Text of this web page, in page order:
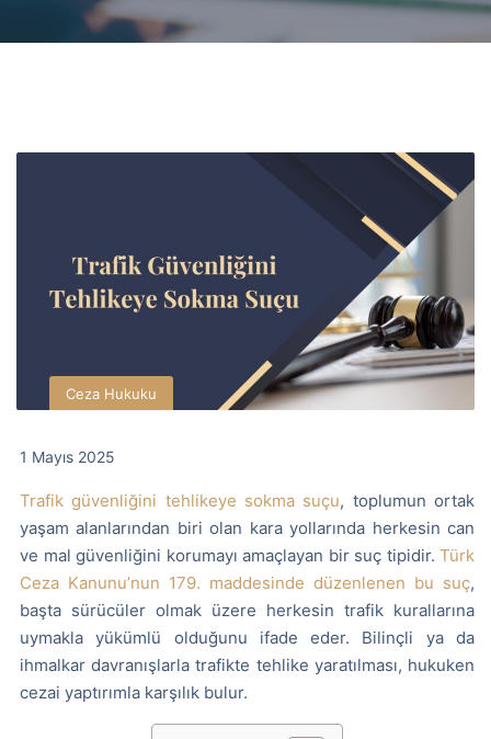
Ceza Hukuku
1 Mayıs 2025
Trafik güvenliğini tehlikeye sokma suçu, toplumun ortak
yaşam alanlarından biri olan kara yollarında herkesin can
ve mal güvenliğini korumayı amaçlayan bir suç tipidir. Türk
Ceza Kanunu’nun 179. maddesinde düzenlenen bu suç,
başta sürücüler olmak üzere herkesin trafik kurallarına
uymakla yükümlü olduğunu ifade eder. Bilinçli ya da
ihmalkar davranışlarla trafikte tehlike yaratılması, hukuken
cezai yaptırımla karşılık bulur.